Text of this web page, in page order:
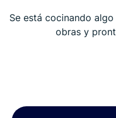
Se está cocinando
obras y